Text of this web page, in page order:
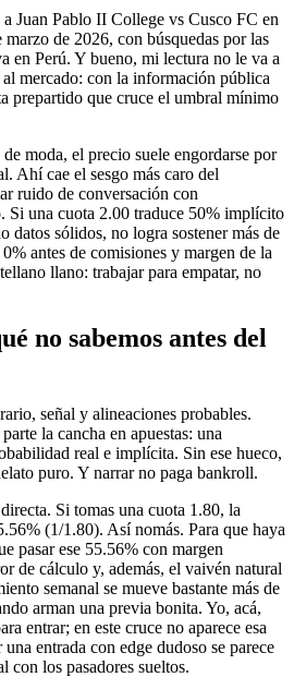
Juan Pablo II College vs Cusco FC en
de 2026, con búsquedas por las
en Perú. Y bueno, mi lectura no le va a
mercado: con la información pública
prepartido que cruce el umbral mínimo
moda, el precio suele engordarse por
Ahí cae el sesgo más caro del
ruido de conversación con
Si una cuota 2.00 traduce 50% implícito
datos sólidos, no logra sostener más de
antes de comisiones y margen de la
llano: trabajar para empatar, no
no sabemos antes del
señal y alineaciones probables.
la cancha en apuestas: una
real e implícita. Sin ese hueco,
puro. Y narrar no paga bankroll.
Si tomas una cuota 1.80, la
(1/1.80). Así nomás. Para que haya
pasar ese 55.56% con margen
de cálculo y, además, el vaivén natural
semanal se mueve bastante más de
arman una previa bonita. Yo, acá,
entrar; en este cruce no aparece esa
entrada con edge dudoso se parece
con los pasadores sueltos.